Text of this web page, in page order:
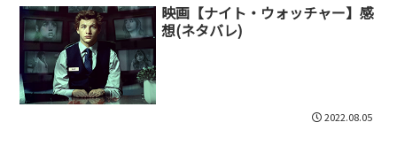
映画【ナイト・ウォッチャー】感
想(ネタバレ)
2022.08.05